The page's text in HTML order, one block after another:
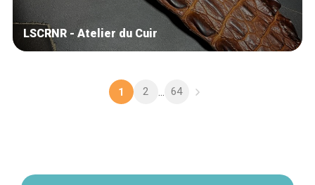
LSCRNR - Atelier du Cuir
1 2 ... 64